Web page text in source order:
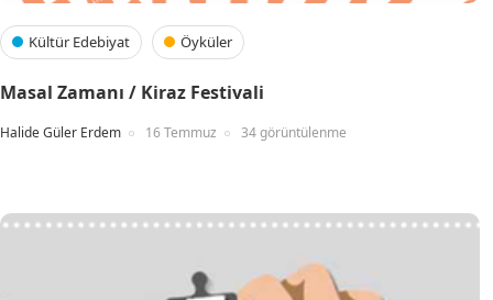
Kültür Edebiyat Öyküler
Masal Zamanı / Kiraz Festivali
Halide Güler Erdem 16 Temmuz 34 görüntülenme